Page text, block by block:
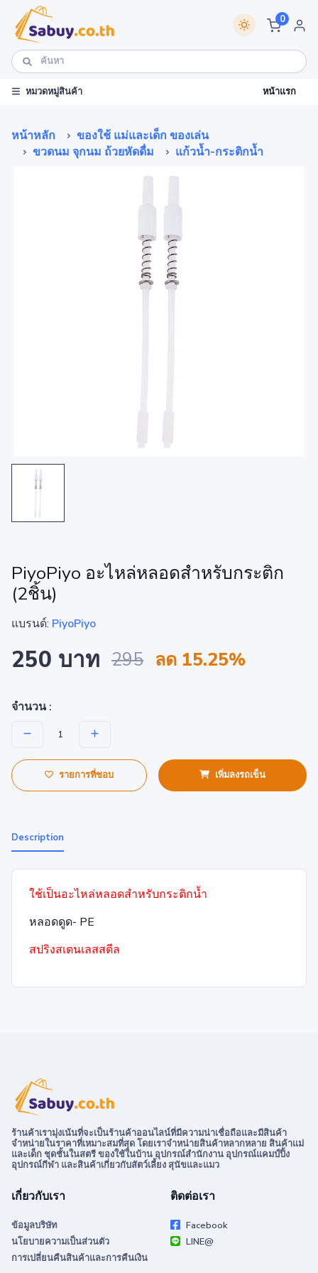
0
หมวดหมู่สินค้า หน้าแรก
หน้าหลัก
ของใช้ แม่และเด็ก ของเล่น
ขวดนม จุกนม ถ้วยหัดดื่ม
แก้วน้ำ-กระติกน้ำ
PiyoPiyo อะไหล่หลอดสำหรับกระติก
(2ชิ้น)
แบรนด์: PiyoPiyo
250 บาท 295 ลด 15.25%
จำนวน :
รายการที่ชอบ เพิ่มลงรถเข็น
Description
ใช้เป็นอะไหล่หลอดสำหรับกระติกน้ำ
หลอดดูด- PE
สปริงสเตนเลสสตีล
ร้านค้าเรามุ่งเน้นที่จะเป็นร้านค้าออนไลน์ที่มีความน่าเชื่อถือและมีสินค้า
จำหน่ายในราคาที่เหมาะสมที่สุด โดยเราจำหน่ายสินค้าหลากหลาย สินค้าแม่
และเด็ก ชุดชั้นในสตรี ของใช้ในบ้าน อุปกรณ์สำนักงาน อุปกรณ์แคมป์ปิ้ง
อุปกรณ์กีฬา และสินค้าเกี่ยวกับสัตว์เลี้ยง สุนัขและแมว
เกี่ยวกับเรา
ข้อมูลบริษัท
นโยบายความเป็นส่วนตัว
การเปลี่ยนคืนสินค้าและการคืนเงิน
ติดต่อเรา
Facebook
LINE@